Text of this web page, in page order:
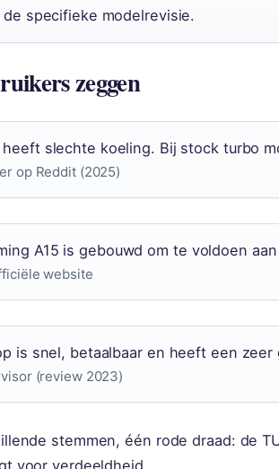
specifieke modelrevisie.
zeggen
heeft slechte koeling. Bij stock turbo
op Reddit (2025)
A15 is gebouwd om te voldoen
website
is snel, betaalbaar en heeft een zeer
(review 2023)
stemmen, één rode draad: de
voor verdeeldheid.